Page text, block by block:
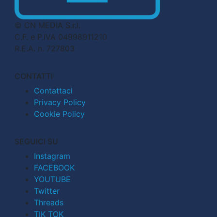
© CN MEDIA S.r.l.
C.F. e P.IVA 04998911210
R.E.A. n. 727803
CONTATTI
Contattaci
Privacy Policy
Cookie Policy
SEGUICI SU
Instagram
FACEBOOK
YOUTUBE
Twitter
Threads
TIK TOK